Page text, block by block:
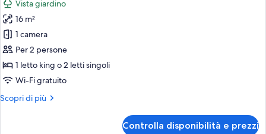
foto
per
Camera
Comfort
con
letto
o
Vista giardino
16 m²
1 camera
Per 2 persone
1 letto king o 2 letti singoli
Wi-Fi gratuito
Scopri di più
Altri
Controlla disponibilità e prezzi